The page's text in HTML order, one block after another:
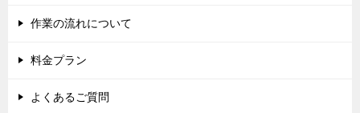
作業の流れについて
料金プラン
よくあるご質問